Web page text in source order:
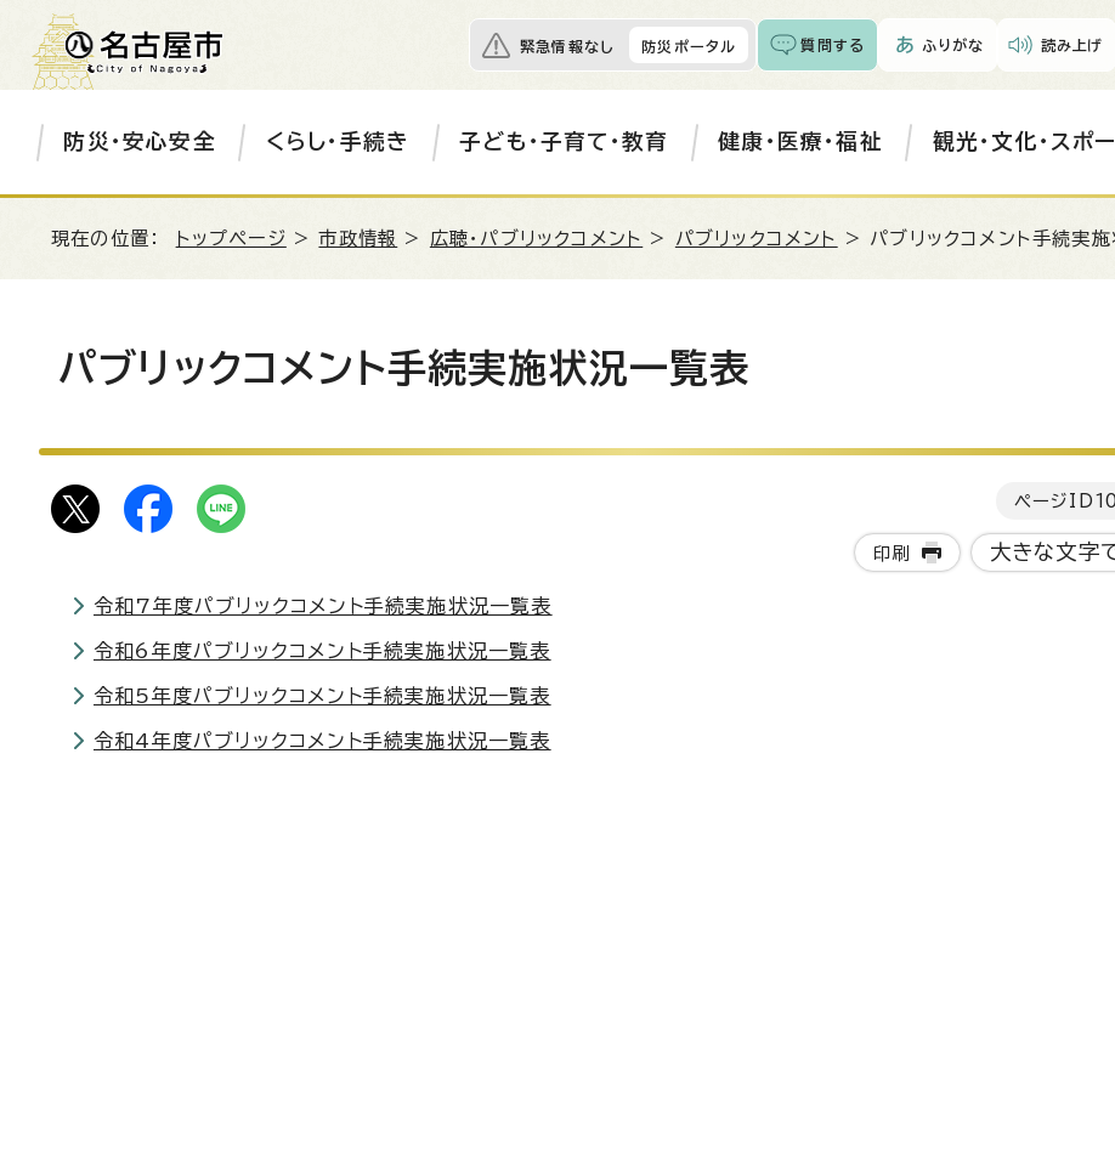
緊急情報なし 防災ポータル 質問する ふりがな 読み上げ
防災・安心安全 くらし・手続き 子ども・子育て・教育 健康・医療・福祉 観光・文化・スポ
現在の位置： トップページ >市政情報 > 広聴・パブリックコメント > パブリックコメント > パブリックコメント手続実
パブリックコメント手続実施状況一覧表
ページID
印刷 大きな文字
令和7年度パブリックコメント手続実施状況一覧表
令和6年度パブリックコメント手続実施状況一覧表
令和5年度パブリックコメント手続実施状況一覧表
令和4年度パブリックコメント手続実施状況一覧表